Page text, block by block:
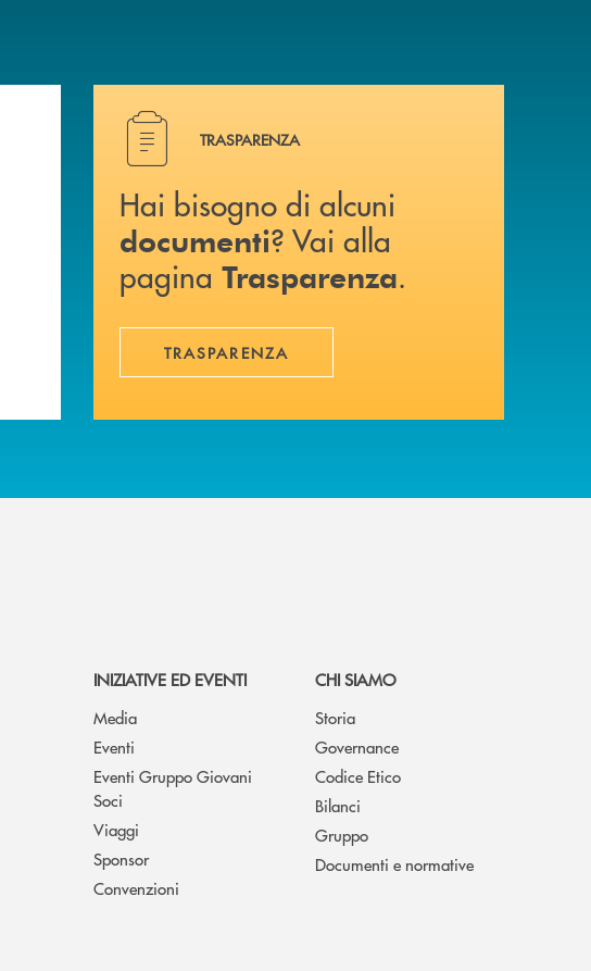
offerta? Contattaci .Hai bisogno di alcuni documenti ? Vai alla pagina
TRASPARENZA
Hai bisogno di alcuni
documenti? Vai alla
pagina Trasparenza.
TRASPARENZA
INIZIATIVE ED EVENTI
Media
Eventi
Eventi Gruppo Giovani
Soci
Viaggi
Sponsor
Convenzioni
CHI SIAMO
Storia
Governance
Codice Etico
Bilanci
Gruppo
Documenti e normative